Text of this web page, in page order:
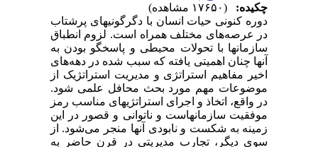
چکیده:
(۱۷۶۵۰ مشاهده)
دوره کنونی حیات انسان با دگرگونیهای پرشتاب
در عرصه‌های مختلف همراه است. لزوم انطباق
سازمانها با تحولات محیطی و پاسخگو بودن به
آنها چنان اهمیتی یافته که سبب شده در دهه‌های
اخیر مفاهیم استراتژی و مدیریت استراتژیک از
موضوعات مهم مورد بحث محافل علمی شود.
در واقع، اتخاذ و اجرای استراتژیهای مناسب رمز
موفقیت سازمانهاست و ناتوانی و قصور در این
زمینه به شکست و نابودی آنها منجر می‌شود. از
سوی دیگر، تجارب مدیریتی در قرن حاضر به